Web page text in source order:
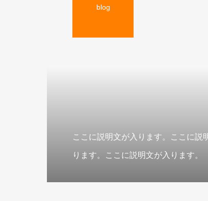
blog
ここに説明文が入ります。ここに説
ります。ここに説明文が入ります。